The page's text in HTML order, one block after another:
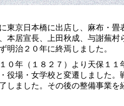
京日本橋に出店し、麻布・畳
居宣長、上田秋成、与謝蕪村
治２０年に終焉しました。
年（１８２７）より天保１１
場・女学校と変遷しました。
しました。その後の整備事業を